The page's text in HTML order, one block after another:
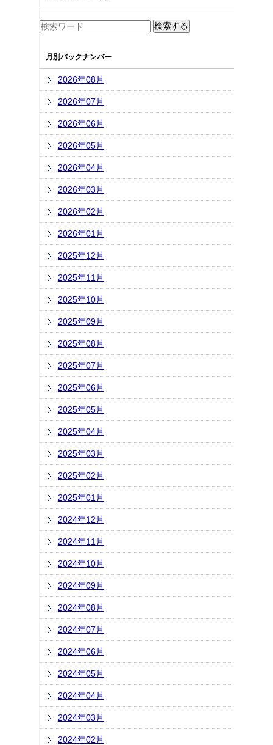
月別バックナンバー
2026年08月
2026年07月
2026年06月
2026年05月
2026年04月
2026年03月
2026年02月
2026年01月
2025年12月
2025年11月
2025年10月
2025年09月
2025年08月
2025年07月
2025年06月
2025年05月
2025年04月
2025年03月
2025年02月
2025年01月
2024年12月
2024年11月
2024年10月
2024年09月
2024年08月
2024年07月
2024年06月
2024年05月
2024年04月
2024年03月
2024年02月